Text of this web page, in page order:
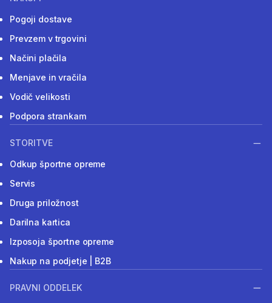
Pogoji dostave
Prevzem v trgovini
Načini plačila
Menjave in vračila
Vodič velikosti
Podpora strankam
STORITVE
Odkup športne opreme
Servis
Druga priložnost
Darilna kartica
Izposoja športne opreme
Nakup na podjetje | B2B
PRAVNI ODDELEK